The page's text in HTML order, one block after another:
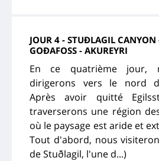
JOUR 4 - STUÐLAGIL
GOÐAFOSS - AKUREYRI
En ce quatrième jour,
dirigerons vers le nord
Après avoir quitté
traverserons une région
où le paysage est aride et
Tout d'abord, nous
de Stuðlagil, l'une d...)